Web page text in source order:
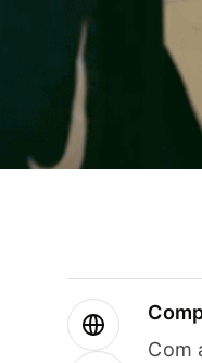
Com